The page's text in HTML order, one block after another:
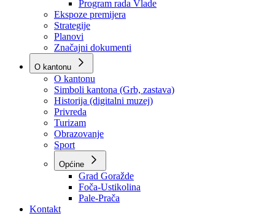
Vlada
Poslovnik
Program rada Vlade
Ekspoze premijera
Strategije
Planovi
Značajni dokumenti
O kantonu
O kantonu
Simboli kantona (Grb, zastava)
Historija (digitalni muzej)
Privreda
Turizam
Obrazovanje
Sport
Općine